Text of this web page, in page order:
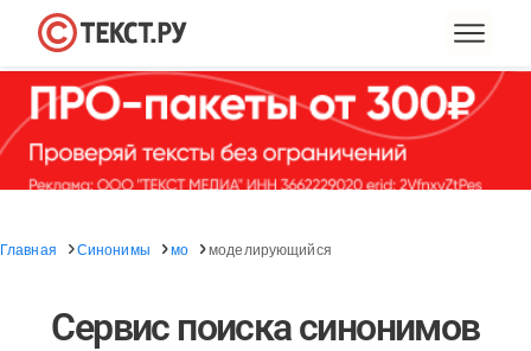
Главная Синонимы мо моделирующийся
Сервис поиска синонимов